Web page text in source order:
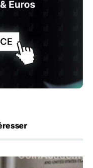
d’Apple et